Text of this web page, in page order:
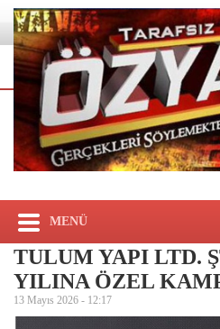
MENÜ
TULUM YAPI LTD.
YILINA ÖZEL
13 Mayıs 2026 - 12:17